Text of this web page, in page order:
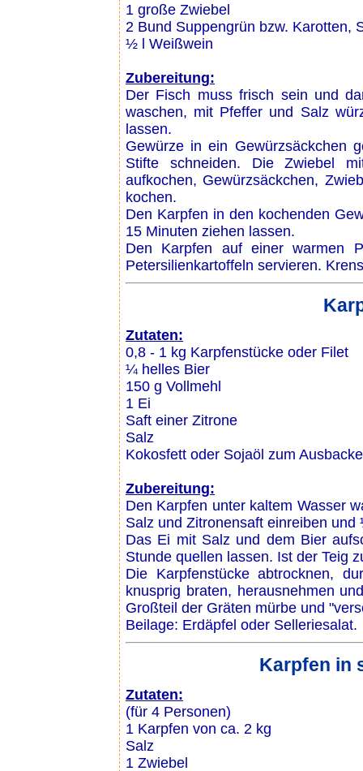
1 große Zwiebel
2 Bund Suppengrün bzw. Karotten,
½ l Weißwein
Zubereitung:
Der Fisch muss frisch sein und
waschen, mit Pfeffer und Salz
lassen.
Gewürze in ein Gewürzsäckchen
Stifte schneiden. Die Zwiebel
aufkochen, Gewürzsäckchen,
kochen.
Den Karpfen in den kochenden
15 Minuten ziehen lassen.
Den Karpfen auf einer warmen
Petersilienkartoffeln servieren.
Zutaten:
0,8 - 1 kg Karpfenstücke oder Filet
¼ helles Bier
150 g Vollmehl
1 Ei
Saft einer Zitrone
Salz
Kokosfett oder Sojaöl zum
Zubereitung:
Den Karpfen unter kaltem Wasser
Salz und Zitronensaft einreiben
Das Ei mit Salz und dem Bier
Stunde quellen lassen. Ist der Teig
Die Karpfenstücke abtrocknen,
knusprig braten, herausnehmen
Großteil der Gräten mürbe und
Beilage: Erdäpfel oder Selleriesalat.
Karpfen in
Zutaten:
(für 4 Personen)
1 Karpfen von ca. 2 kg
Salz
1 Zwiebel